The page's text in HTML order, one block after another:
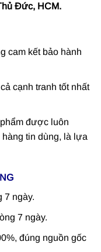
Đức, HCM.
cam kết bảo hành
cạnh tranh tốt nhất
được luôn
tin dùng, là lựa
7 ngày.
7 ngày.
đúng nguồn gốc